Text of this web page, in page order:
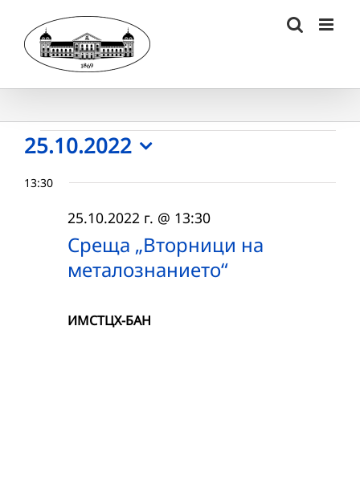
content
Събития
for
25.10.2022
25.10.2022
Select
date.
13:30
Среща „Вторници на
металознанието“
25.10.2022 г. @ 13:30
ИМСТЦХ-БАН